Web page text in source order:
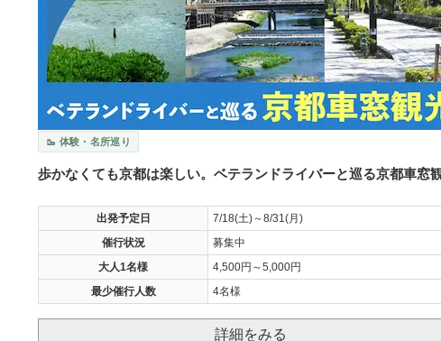
🥾 体験・名所巡り
歩かなくても京都は楽しい。ベテランドライバーと巡る京都車窓
出発予定日
7/18(土)～8/31(月)
催行状況
募集中
大人1名様
4,500円～5,000円
最少催行人数
4名様
詳細をみる